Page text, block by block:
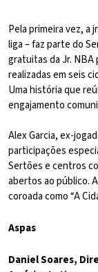
Pela primeira vez, a
liga – faz parte do
gratuitas da Jr. NBA
realizadas em seis
Uma história que
engajamento
Alex Garcia, ex-
participações
Sertões e centros
abertos ao público.
coroada como “A
Aspas
Daniel Soares,